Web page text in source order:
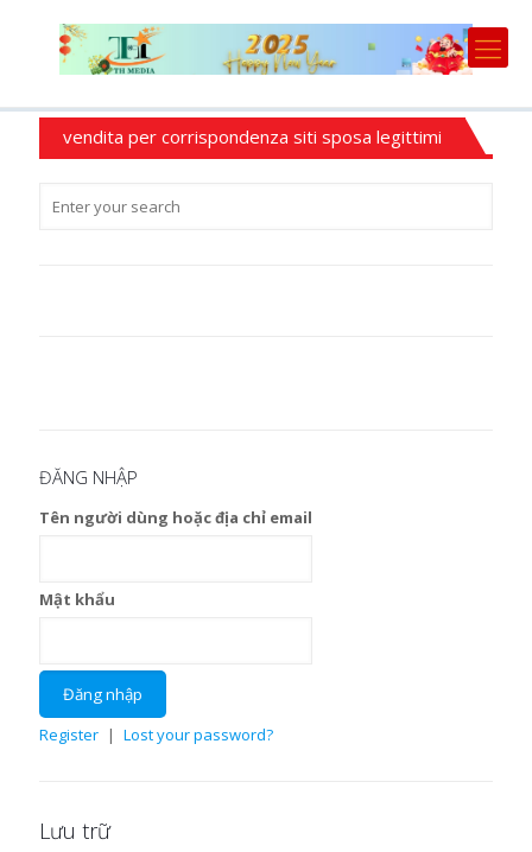
vendita per corrispondenza siti sposa legittimi
ĐĂNG NHẬP
Tên người dùng hoặc địa chỉ email
Mật khẩu
Register | Lost your password?
Lưu trữ